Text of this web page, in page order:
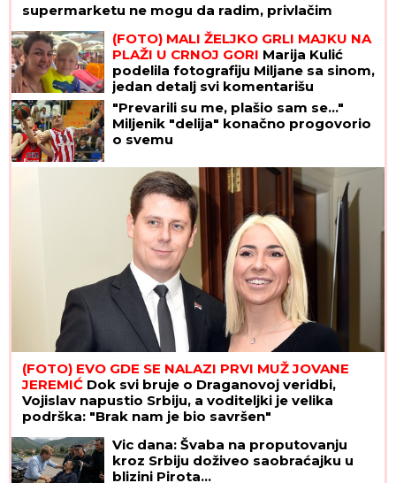
supermarketu ne mogu da radim, privlačim
(FOTO) MALI ŽELJKO GRLI MAJKU NA
PLAŽI U CRNOJ GORI Marija Kulić
podelila fotografiju Miljane sa sinom,
jedan detalj svi komentarišu
"Prevarili su me, plašio sam se..."
Miljenik "delija" konačno progovorio
o svemu
(FOTO) EVO GDE SE NALAZI PRVI MUŽ JOVANE
JEREMIĆ Dok svi bruje o Draganovoj veridbi,
Vojislav napustio Srbiju, a voditeljki je velika
podrška: "Brak nam je bio savršen"
Vic dana: Švaba na proputovanju
kroz Srbiju doživeo saobraćajku u
blizini Pirota...